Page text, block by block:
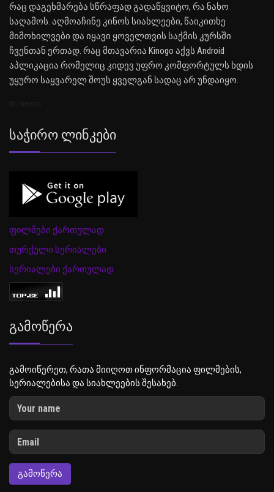
რაც დაგეხმარება სწრაფად გადაწყვიტო, რა ნახო
საღამოს. აღმოაჩინე კინოს სიახლეები, წაიკითხე
მიმოხილვები და იყავი ყოველთვის საქმის კურსში
ჩვენთან ერთად. რაც მთავარია Kinogo აქვს Android
აპლიკაცია რომელიც კიდევ უფრო კომფორტულს ხდის
უყურო საყვარელ შოუს ყველგან სადაც არ უნდაიყო.
Საჭირო Ლინკები
ფილმები ქართულად
თურქული სერიალები
სერიალები ქართულად
Გამოწერა
გამოიწერეთ, რათა მიიღოთ ინფორმაცია ფილმების,
სერიალებისა და სიახლეების შესახებ.
ᲒᲐᲛᲝᲬᲔᲠᲐ